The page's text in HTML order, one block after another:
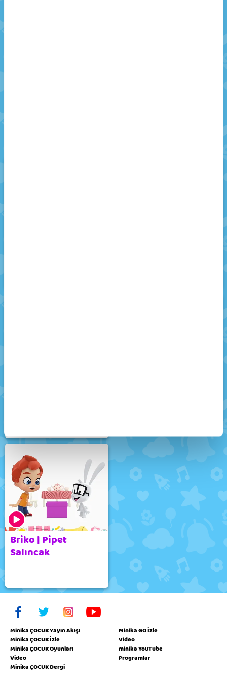
Briko | Pipet
Salıncak
Minika ÇOCUK Yayın Akışı
Minika ÇOCUK İzle
Minika ÇOCUK Oyunları
Video
Minika ÇOCUK Dergi
Minika GO İzle
Video
minika YouTube
Programlar